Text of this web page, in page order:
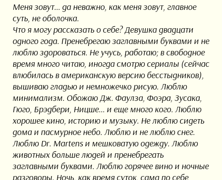
Меня зовут... да неважно, как меня зовут, главное
суть, не оболочка.
Что я могу рассказать о себе? Девушка двадцати
одного года. Пренебрегаю заглавными буквами и не
люблю здороваться. Не учусь, работаю; в свободное
время много читаю, иногда смотрю сериалы (сейчас
влюбилась в американскую версию бесстыдников),
вышиваю гладью и немножечко рисую. Люблю
минимализм. Обожаю Дж. Фаулза, Фоэра, Зусака,
Гюго, Брэдбери, Ницше... и еще много кого. Люблю
хорошее кино, историю и музыку. Не люблю сидеть
дома и пасмурное небо. Люблю и не люблю снег.
Люблю Dr. Martens и мешковатую одежду. Люблю
животных больше людей и пренебрегать
заглавными буквами. Люблю горячее вино и ночные
разговоры. Ночь, как время суток, сама по себе